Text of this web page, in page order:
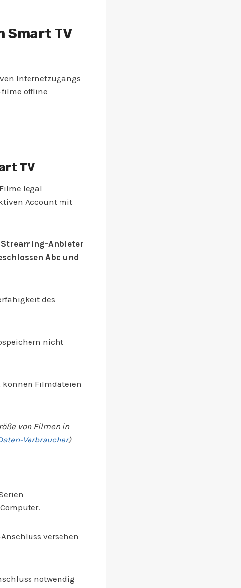
Smart TV
Internetzugangs
filme offline
TV
legal
Account mit
Streaming-Anbieter
Abo und
des
nicht
können Filmdateien
von Filmen in
Verbraucher)
versehen
notwendig